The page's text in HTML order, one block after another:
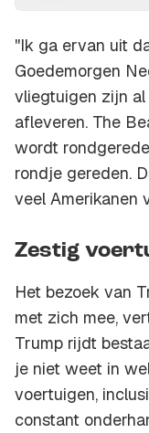
''Ik ga ervan uit
Goedemorgen
vliegtuigen zijn
afleveren. The
wordt
rondje gereden.
veel Amerikanen
Zestig
Het bezoek van
met zich mee,
Trump rijdt
je niet weet in
voertuigen,
constant